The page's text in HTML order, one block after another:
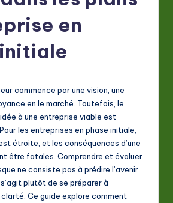
en
commence par une vision, une
en le marché. Toutefois, le
à une entreprise viable est
les entreprises en phase initiale,
étroite, et les conséquences d’une
être fatales. Comprendre et évaluer
ne consiste pas à prédire l’avenir
plutôt de se préparer à
Ce guide explore comment